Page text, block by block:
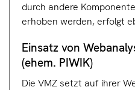
durch andere
erhoben werden, erfolgt
Einsatz von Weba
(ehem. PIWIK)
Die VMZ setzt auf ihrer